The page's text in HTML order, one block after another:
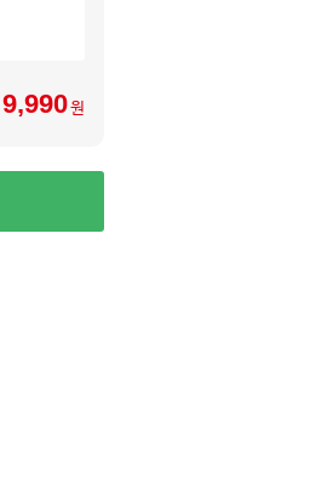
9,990원